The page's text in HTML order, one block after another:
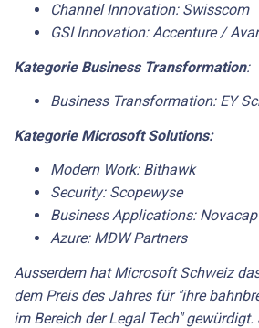
Channel Innovation: Swisscom
GSI Innovation: Accenture /
Kategorie Business Transformation:
Business Transformation: EY
Kategorie Microsoft Solutions:
Modern Work: Bithawk
Security: Scopewyse
Business Applications:
Azure: MDW Partners
Ausserdem hat Microsoft Schweiz
dem Preis des Jahres für "ihre
im Bereich der Legal Tech"